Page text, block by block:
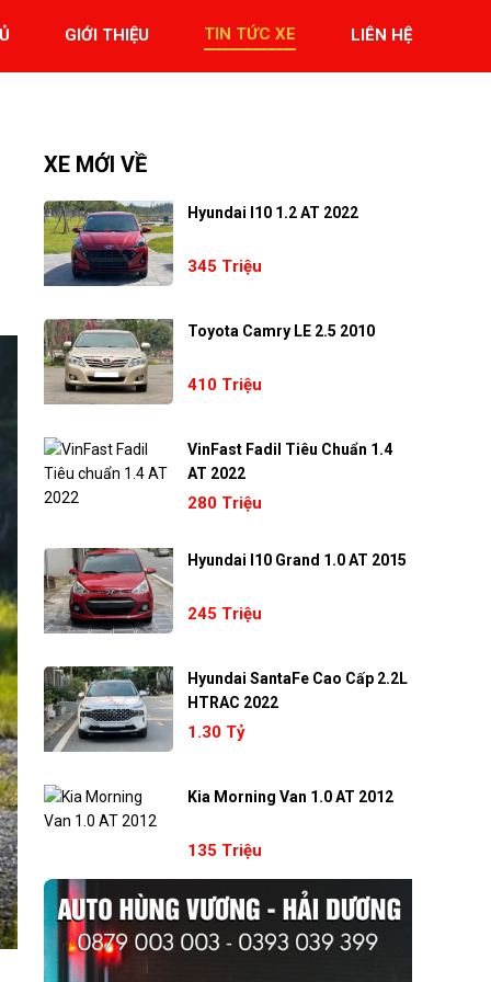
GIỚI THIỆU TIN TỨC XE LIÊN HỆ
XE MỚI VỀ
Hyundai I10 1.2 AT 2022
345 Triệu
Toyota Camry LE 2.5 2010
410 Triệu
VinFast Fadil Tiêu Chuẩn 1.4
AT 2022
280 Triệu
Hyundai I10 Grand 1.0 AT 2015
245 Triệu
Hyundai SantaFe Cao Cấp 2.2L
HTRAC 2022
1.30 Tỷ
Kia Morning Van 1.0 AT 2012
135 Triệu